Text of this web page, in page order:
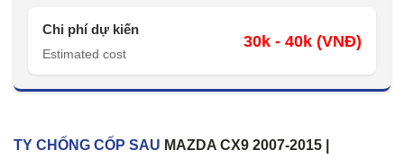
Chi phí dự kiến
Estimated cost
30k - 40k (VNĐ)
TY CHỐNG CỐP SAU MAZDA CX9 2007-2015 |